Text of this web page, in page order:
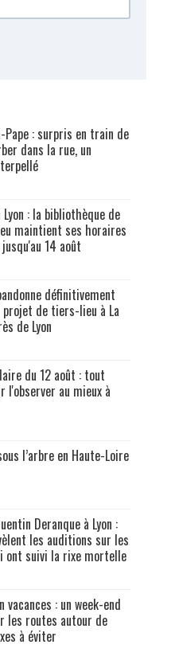
: surpris en train de
dans la rue, un
Lyon : la bibliothèque de
maintient ses horaires
14 août
définitivement
projet de tiers-lieu à La
de Lyon
du 12 août : tout
l'observer au mieux à
l’arbre en Haute-Loire
Deranque à Lyon :
les auditions sur les
ont suivi la rixe mortelle
vacances : un week-end
les routes autour de
à éviter